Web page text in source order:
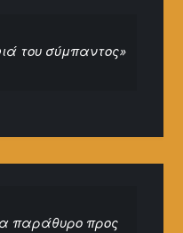
του σύμπαντος»
παράθυρο προς